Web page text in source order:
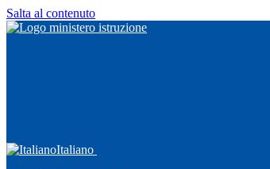
Salta al contenuto
Italiano